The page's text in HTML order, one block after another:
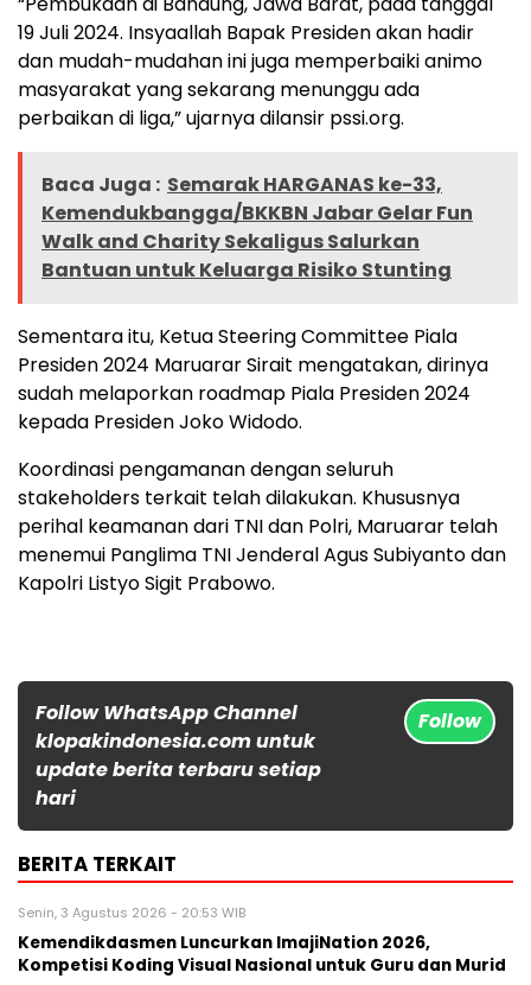
19 Juli 2024. Insyaallah Bapak Presiden akan hadir
dan mudah-mudahan ini juga memperbaiki animo
masyarakat yang sekarang menunggu ada
perbaikan di liga,” ujarnya dilansir pssi.org.
Baca Juga : Semarak HARGANAS ke-33,
Kemendukbangga/BKKBN Jabar Gelar Fun
Walk and Charity Sekaligus Salurkan
Bantuan untuk Keluarga Risiko Stunting
Sementara itu, Ketua Steering Committee Piala
Presiden 2024 Maruarar Sirait mengatakan, dirinya
sudah melaporkan roadmap Piala Presiden 2024
kepada Presiden Joko Widodo.
Koordinasi pengamanan dengan seluruh
stakeholders terkait telah dilakukan. Khususnya
perihal keamanan dari TNI dan Polri, Maruarar telah
menemui Panglima TNI Jenderal Agus Subiyanto dan
Kapolri Listyo Sigit Prabowo.
Follow WhatsApp Channel
klopakindonesia.com untuk
update berita terbaru setiap
hari
Follow
BERITA TERKAIT
Senin, 3 Agustus 2026 - 20:53 WIB
Kemendikdasmen Luncurkan ImajiNation 2026,
Kompetisi Koding Visual Nasional untuk Guru dan Murid